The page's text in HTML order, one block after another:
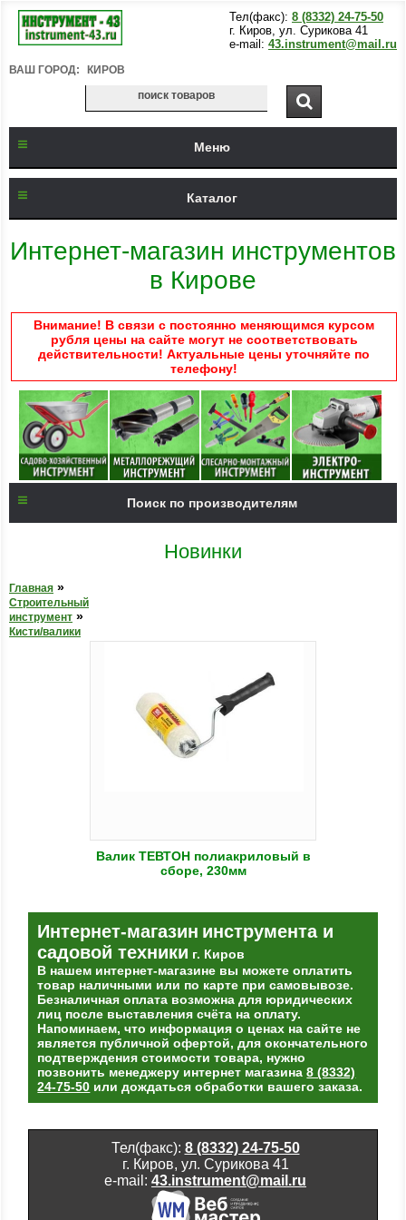
Тел(факс): 8 (8332) 24-75-50
г. Киров, ул. Сурикова 41
e-mail: 43.instrument@mail.ru
ВАШ ГОРОД: КИРОВ
Меню
Каталог
Интернет-магазин инструментов
в Кирове
Внимание! В связи с постоянно меняющимся курсом
рубля цены на сайте могут не соответствовать
действительности! Актуальные цены уточняйте по
телефону!
Поиск по производителям
Новинки
Главная »
Строительный
инструмент »
Кисти/валики
Валик ТЕВТОН полиакриловый в
сборе, 230мм
Интернет-магазин инструмента и
садовой техники г. Киров
В нашем интернет-магазине вы можете оплатить
товар наличными или по карте при самовывозе.
Безналичная оплата возможна для юридических
лиц после выставления счёта на оплату.
Напоминаем, что информация о ценах на сайте не
является публичной офертой, для окончательного
подтверждения стоимости товара, нужно
позвонить менеджеру интернет магазина8 (8332)
24-75-50 или дождаться обработки вашего заказа.
Тел(факс): 8 (8332) 24-75-50
г. Киров, ул. Сурикова 41
e-mail: 43.instrument@mail.ru